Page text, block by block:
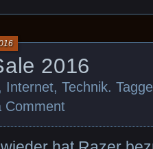
2016
, Internet, Technik.
Comment